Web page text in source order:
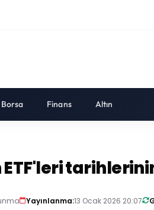
Borsa Finans Altın
Yayınlanma:13 Ocak 2026 20:07